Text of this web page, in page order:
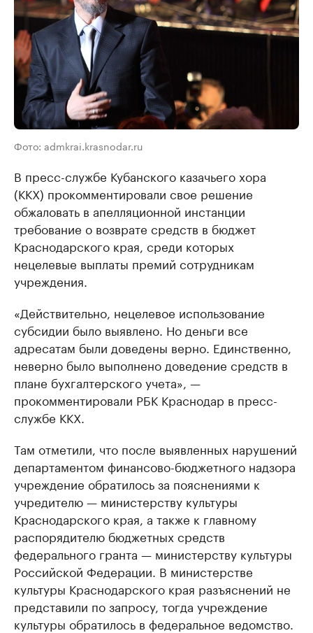
Фото: admkrai.krasnodar.ru
В пресс-службе Кубанского казачьего хора
(ККХ) прокомментировали свое решение
обжаловать в апелляционной инстанции
требование о возврате средств в бюджет
Краснодарского края, среди которых
нецелевые выплаты премий сотрудникам
учреждения.
«Действительно, нецелевое использование
субсидии было выявлено. Но деньги все
адресатам были доведены верно. Единственно,
неверно было выполнено доведение средств в
плане бухгалтерского учета», —
прокомментировали РБК Краснодар в пресс-
службе ККХ.
Там отметили, что после выявленных нарушений
департаментом финансово-бюджетного надзора
учреждение обратилось за пояснениями к
учредителю — министерству культуры
Краснодарского края, а также к главному
распорядителю бюджетных средств
федерального гранта — министерству культуры
Российской Федерации. В министерстве
культуры Краснодарского края разъяснений не
представили по запросу, тогда учреждение
культуры обратилось в федеральное ведомство.